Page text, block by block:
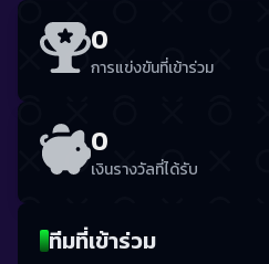
0
การแข่งขันที่เข้าร่วม
0
เงินรางวัลที่ได้รับ
ทีมที่เข้าร่วม